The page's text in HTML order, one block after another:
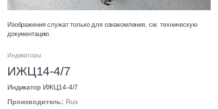
Изображения служат только для ознакомления, см. техническую
документацию.
Индикаторы
ИЖЦ14-4/7
Индикатор ИЖЦ14-4/7
Производитель: Rus